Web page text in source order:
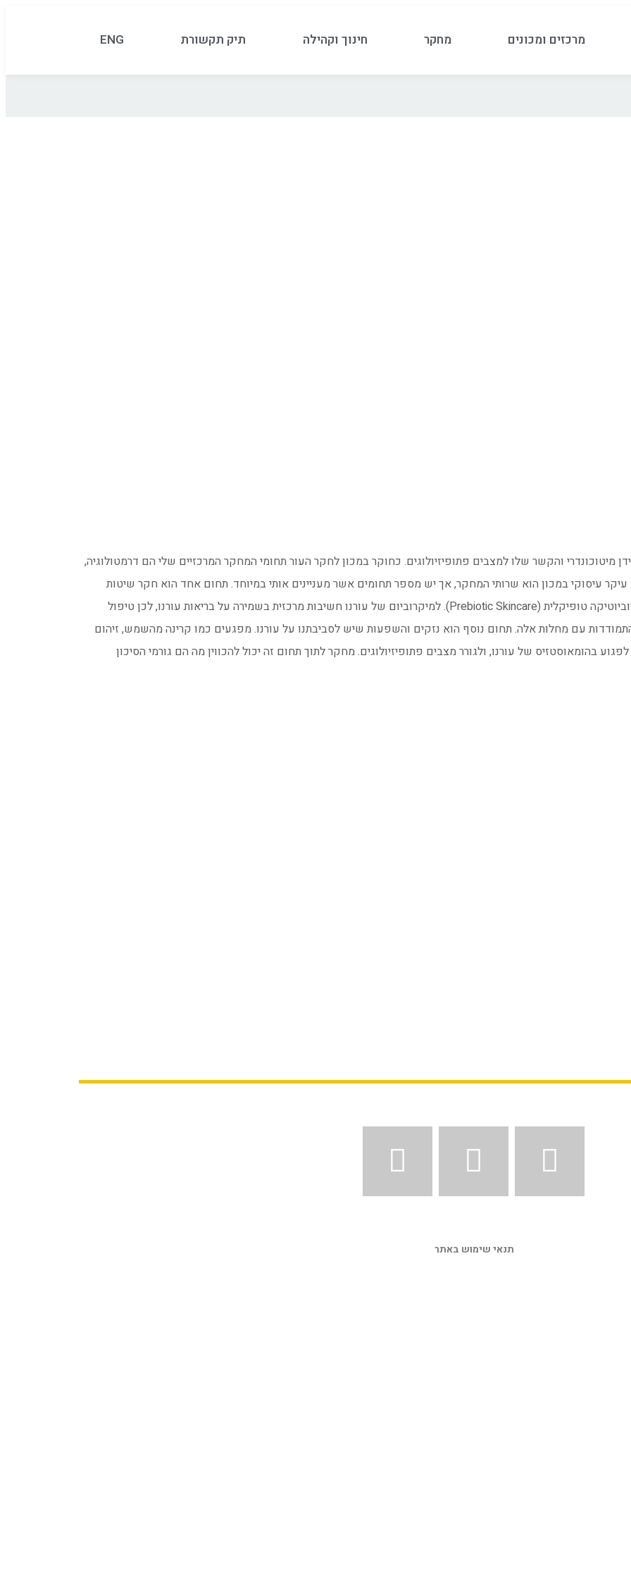
מרכזים ומכונים מחקר חינוך וקהילה תיק תקשורת ENG
מיטוכונדרי והקשר שלו למצבים פתופיזיולוגים. כחוקר במכון לחקר העור תחומי המחקר המרכזיים שלי הם דרמטולוגיה,
עיקר עיסוקי במכון הוא שרותי המחקר, אך יש מספר תחומים אשר מעניינים אותי במיוחד. תחום אחד הוא חקר שיטות
לטיפול במחלות עור, כמו אקזמה ופסוריאזיס, דרך פרוביוטיקה טופיקלית (Prebiotic Skincare). למיקרוביום של עורנו חשיבות מרכזית בשמירה על בריאות עורנו, לכן טיפול
עם מחלות אלה. תחום נוסף הוא נזקים והשפעות שיש לסביבתנו על עורנו. מפגעים כמו קרינה מהשמש, זיהום
בהומאוסטזיס של עורנו, ולגורר מצבים פתופיזיולוגים. מחקר לתוך תחום זה יכול להכווין מה הם גורמי הסיכון
תנאי שימוש באתר